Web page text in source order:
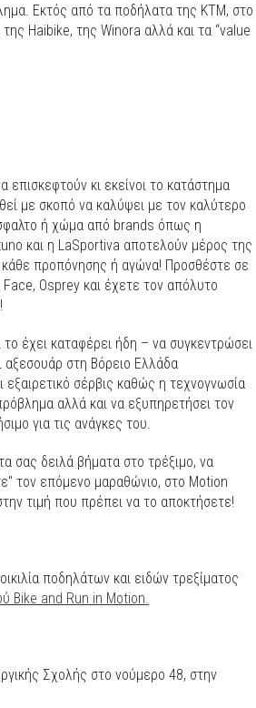
Εκτός από τα ποδήλατα της KTM, στο
Haibike, της Winora αλλά και τα “value
κι εκείνοι το κατάστημα
με σκοπό να καλύψει με τον καλύτερο
ή χώμα από brands όπως η
και η LaSportiva αποτελούν μέρος της
κάθε προπόνησης ή αγώνα! Προσθέστε σε
Osprey και έχετε τον απόλυτο
έχει καταφέρει ήδη – να συγκεντρώσει
αξεσουάρ στη Βόρειο Ελλάδα
εξαιρετικό σέρβις καθώς η τεχνογνωσία
αλλά και να εξυπηρετήσει τον
για τις ανάγκες του.
σας δειλά βήματα στο τρέξιμο, να
τον επόμενο μαραθώνιο, στο Motion
τιμή που πρέπει να το αποκτήσετε!
ποδηλάτων και ειδών τρεξίματος
Bike and Run in Motion.
Σχολής στο νούμερο 48, στην